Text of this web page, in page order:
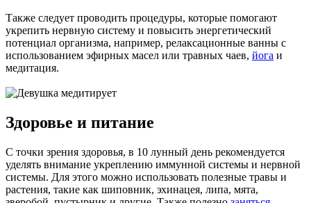
Также следует проводить процедуры, которые помогают
укрепить нервную систему и повысить энергетический
потенциал организма, например, релаксационные ванны с
использованием эфирных масел или травных чаев, йога и
медитация.
Здоровье и питание
С точки зрения здоровья, в 10 лунный день рекомендуется
уделять внимание укреплению иммунной системы и нервной
системы. Для этого можно использовать полезные травы и
растения, такие как шиповник, эхинацея, липа, мята,